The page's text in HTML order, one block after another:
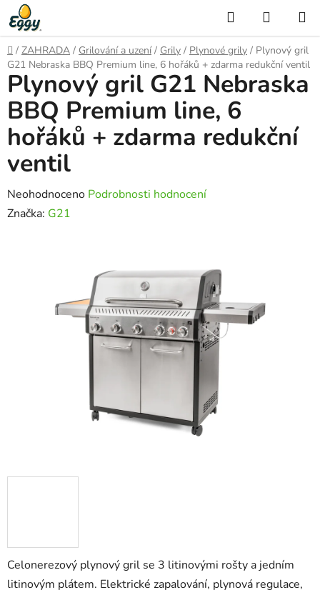
Přejít
na
obsah
Hledat
KOŠÍK
Domů
/ ZAHRADA / Grilování a uzení / Grily / Plynové grily / Plynový gril
G21 Nebraska BBQ Premium line, 6 hořáků + zdarma redukční ventil
Celonerezový plynový gril se 3 litinovými rošty a jedním
litinovým plátem. Elektrické zapalování, plynová regulace,
Plynový gril G21 Nebraska
BBQ Premium line, 6
hořáků + zdarma redukční
ventil
Průměrné
hodnocení
Neohodnoceno Podrobnosti hodnocení
Značka: G21